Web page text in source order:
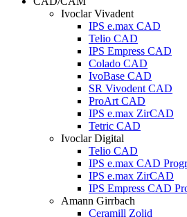
Ivoclar Vivadent
IPS e.max CAD
Telio CAD
IPS Empress CAD
Colado CAD
IvoBase CAD
SR Vivodent CAD
ProArt CAD
IPS e.max ZirCAD
Tetric CAD
Ivoclar Digital
Telio CAD
IPS e.max CAD
IPS e.max ZirCAD
IPS Empress CAD
Amann Girrbach
Ceramill Zolid